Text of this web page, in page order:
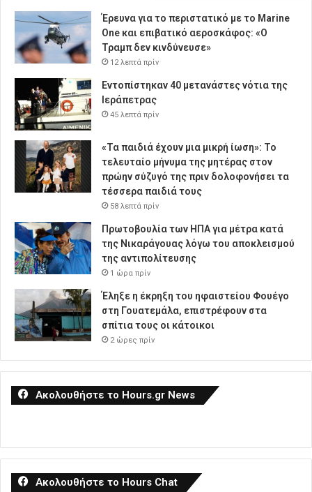
Έρευνα για το περιστατικό με το Marine
One και επιβατικό αεροσκάφος: «Ο
Τραμπ δεν κινδύνευσε»
12 λεπτά πρίν
Εντοπίστηκαν 40 μετανάστες νότια της
Ιεράπετρας
45 λεπτά πρίν
«Τα παιδιά έχουν μια μικρή ίωση»: Το
τελευταίο μήνυμα της μητέρας στον
πρώην σύζυγό της πριν δολοφονήσει τα
τέσσερα παιδιά τους
58 λεπτά πρίν
Πρωτοβουλία των ΗΠΑ για μέτρα κατά
της Νικαράγουας λόγω του αποκλεισμού
της αντιπολίτευσης
1 ώρα πρίν
Έληξε η έκρηξη του ηφαιστείου Φουέγο
στη Γουατεμάλα, επιστρέφουν στα
σπίτια τους οι κάτοικοι
2 ώρες πρίν
Ακολουθήστε το Hours.gr News
Ακολουθήστε το Hours Chat